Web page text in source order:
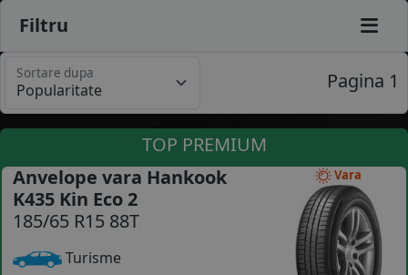
MARCA AUTO
B2B - COLABORARE COMPANII
CONTACT
COS (
Filtru
Sortare dupa Pagina 1
TOP PREMIUM
Vara
Anvelope vara Hankook
K435 Kin Eco 2
185/65 R15 88T
Turisme